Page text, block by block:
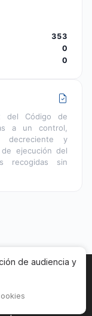
353
0
0
del Código de
a un control,
decreciente y
ejecución del
recogidas sin
de audiencia y